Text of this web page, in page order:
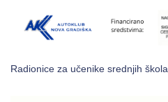
Radionice za učenike srednjih škola